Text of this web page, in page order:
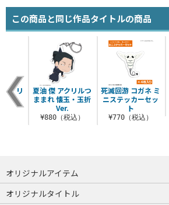
この商品と同じ作品タイトルの商品
死滅回游 コガネ ミ
ニステッカーセッ
ト
¥770（税込）
クリ
れ
込）
夏油 傑 アクリルつ
ままれ 懐玉・玉折
Ver.
¥880（税込）
オリジナルアイテム
つままれ
つかまれ
ピョコッテ
オリジナルタイトル